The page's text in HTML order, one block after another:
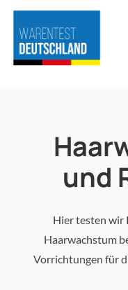
Zum
Inhalt
springen
und
Hier testen wir
Haarwachstum
Vorrichtungen für